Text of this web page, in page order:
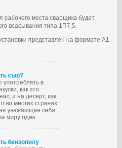
рабочего места сварщика будет
всасывания типа 1П7,5.
представлен на формате А1.
сыр?
в
как это
и на десерт, как
во многих странах
уважающая себя
миру один…
бензопилу